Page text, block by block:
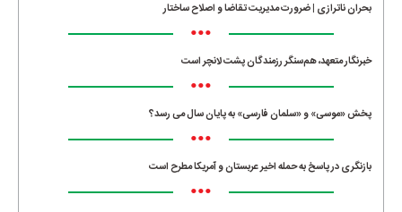
بحران ناترازی | ضرورت مدیریت تقاضا و اصلاح ساختار
•••
خبرنگار متعهد، هم‌سنگر رزمندگان پشت لانچر است
•••
پخش «موسی» و «سلمان فارسی» به پایان سال می رسد؟
•••
بازنگری در پاسخ به حمله اخیر عربستان و آمریکا مطرح است
•••